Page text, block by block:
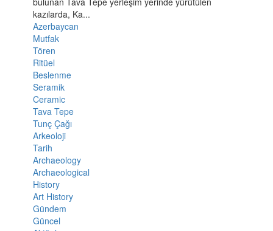
kazılarda, Ka...
Azerbaycan
Mutfak
Tören
Ritüel
Beslenme
Seramik
Ceramic
Tava Tepe
Tunç Çağı
Arkeoloji
Tarih
Archaeology
Archaeological
History
Art History
Gündem
Güncel